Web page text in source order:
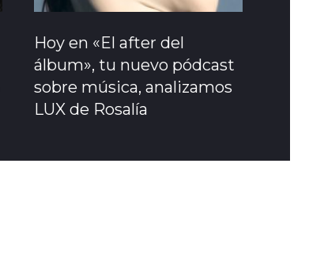
Hoy en «El after del
álbum», tu nuevo pódcast
sobre música, analizamos
LUX de Rosalía